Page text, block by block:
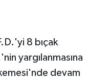
8 bıçak
yargılanmasına
devam